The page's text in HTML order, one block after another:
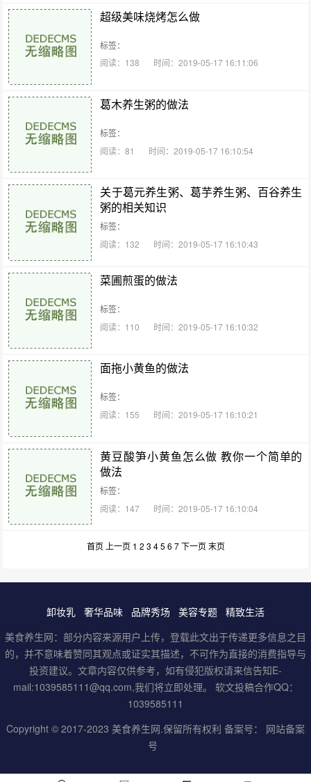
超级美味烧烤怎么做
标签：
阅读：138
时间：2019-05-17 16:11:06
葛木养生粥的做法
标签：
阅读：81
时间：2019-05-17 16:10:54
关于葛元养生粥、葛芋养生粥、百谷养生
粥的相关知识
标签：
阅读：132
时间：2019-05-17 16:10:43
菜圃煎蛋的做法
标签：
阅读：110
时间：2019-05-17 16:10:32
面拖小黄鱼的做法
标签：
阅读：155
时间：2019-05-17 16:10:21
黄豆酸笋小黄鱼怎么做 教你一个简单的
做法
标签：
阅读：147
时间：2019-05-17 16:10:04
首页 上一页 1 2 3 4 5 6 7 下一页 末页
卸妆乳 奢华品味 品牌秀场 美容专题 精致生活
美食养生网：部分内容来源用户上传，登载此文出于传递更多信息之目
的，并不意味着赞同其观点或证实其描述，不可作为直接的消费指导与
投资建议。文章内容仅供参考，如有侵犯版权请来信告知E-
mail:1039585111@qq.com,我们将立即处理。 软文投稿合作QQ：
1039585111
Copyright © 2017-2023 美食养生网.保留所有权利 备案号： 网站备案
号